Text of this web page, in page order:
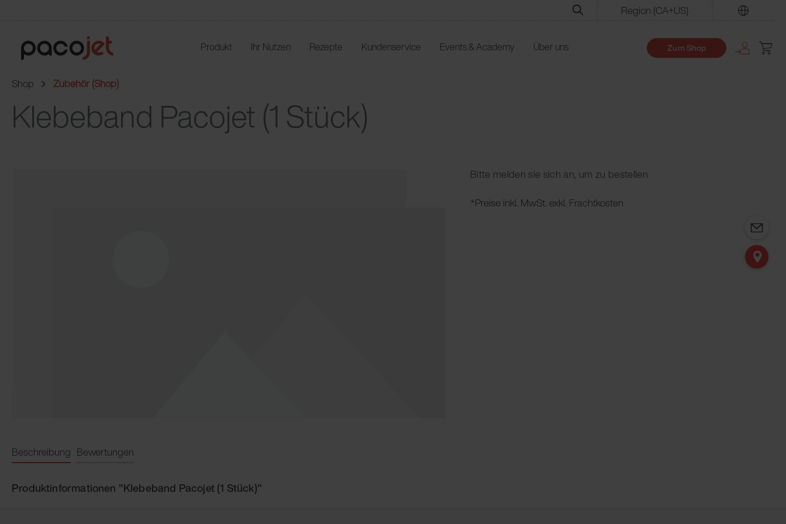
Region (CA+US)
Produkt Ihr Nutzen Rezepte Kundenservice Events & Academy Über uns Zum Shop
Shop Zubehör (Shop)
Klebeband Pacojet (1 Stück)
Bitte melden sie sich an, um zu bestellen
*Preise inkl. MwSt. exkl. Frachtkosten
Beschreibung Bewertungen
Produktinformationen "Klebeband Pacojet (1 Stück)"